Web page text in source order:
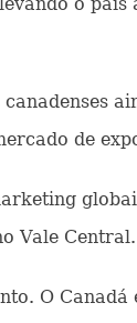
o
de
Vale Central.
O Canadá